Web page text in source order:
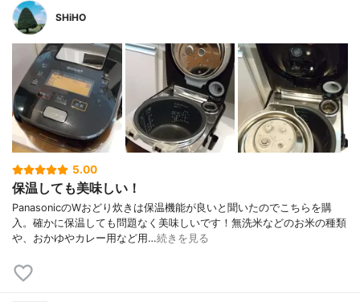
SHiHO
5.00
保温しても美味しい！
PanasonicのWおどり炊きは保温機能が良いと聞いたのでこちらを購
入。確かに保温しても問題なく美味しいです！無洗米などのお米の種類
や、おかゆやカレー用など用…続きを見る